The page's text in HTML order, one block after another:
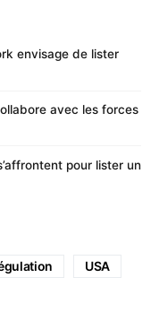
envisage de lister
avec les forces
pour lister un
USA